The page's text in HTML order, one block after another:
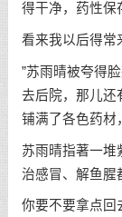
得干净，药性保
看来我以后得常
”苏雨晴被夸得
去后院，那儿还
铺满了各色药材
苏雨晴指著一堆
治感冒、解鱼腥
你要不要拿点回